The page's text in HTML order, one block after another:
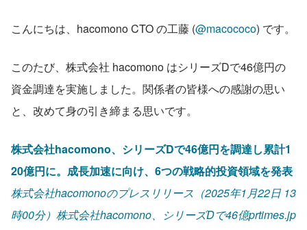
こんにちは、hacomono CTO の工藤 (@macococo) です。
このたび、株式会社 hacomono はシリーズDで46億円の
資金調達を実施しました。関係者の皆様への感謝の思い
と、改めて身の引き締まる思いです。
株式会社hacomono、シリーズDで46億円を調達し累計1
20億円に。成長加速に向け、6つの戦略的投資領域を発表
株式会社hacomonoのプレスリリース（2025年1月22日 13
時00分）株式会社hacomono、シリーズDで46億prtimes.jp